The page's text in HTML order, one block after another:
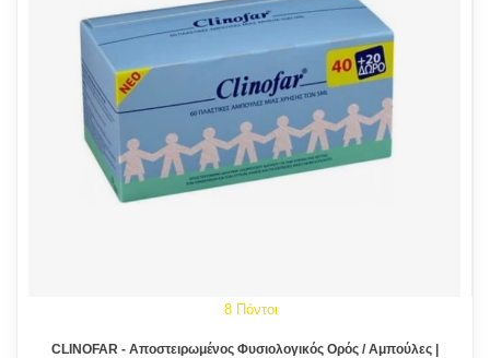
8 Πόντοι
CLINOFAR - Αποστειρωμένος Φυσιολογικός Ορός / Aμπούλες |